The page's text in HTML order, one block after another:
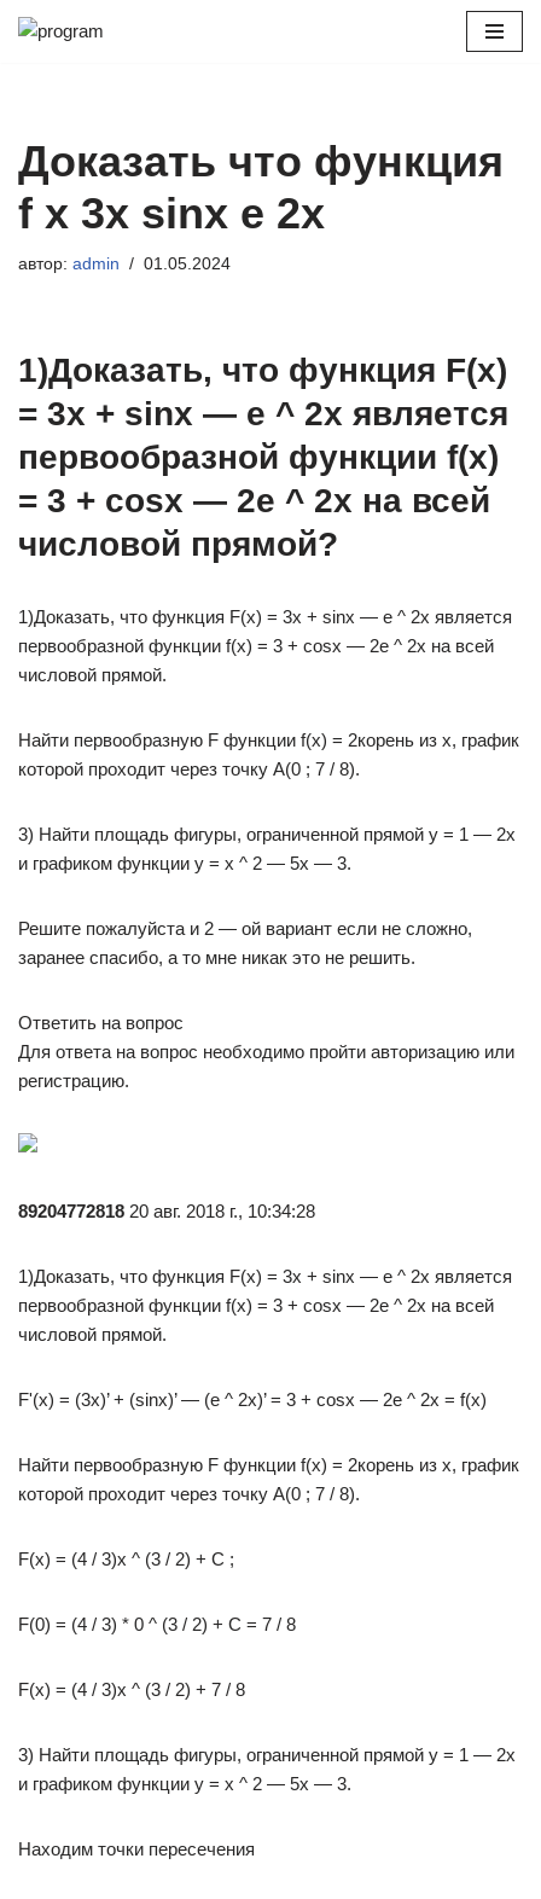
Доказать что функция
f x 3x sinx e 2x
автор: admin 01.05.2024
1)Доказать, что функция F(x)
= 3x + sinx — e ^ 2x является
первообразной функции f(x)
= 3 + cosx — 2e ^ 2x на всей
числовой прямой?
1)Доказать, что функция F(x) = 3x + sinx — e ^ 2x является
первообразной функции f(x) = 3 + cosx — 2e ^ 2x на всей
числовой прямой.
Найти первообразную F функции f(x) = 2корень из x, график
которой проходит через точку A(0 ; 7 / 8).
3) Найти площадь фигуры, ограниченной прямой y = 1 — 2x
и графиком функции y = x ^ 2 — 5x — 3.
Решите пожалуйста и 2 — ой вариант если не сложно,
заранее спасибо, а то мне никак это не решить.
Ответить на вопрос
Для ответа на вопрос необходимо пройти авторизацию или
регистрацию.
89204772818 20 авг. 2018 г., 10:34:28
1)Доказать, что функция F(x) = 3x + sinx — e ^ 2x является
первообразной функции f(x) = 3 + cosx — 2e ^ 2x на всей
числовой прямой.
F'(x) = (3x)’ + (sinx)’ — (e ^ 2x)’ = 3 + cosx — 2e ^ 2x = f(x)
Найти первообразную F функции f(x) = 2корень из x, график
которой проходит через точку A(0 ; 7 / 8).
F(x) = (4 / 3)x ^ (3 / 2) + C ;
F(0) = (4 / 3) * 0 ^ (3 / 2) + C = 7 / 8
F(x) = (4 / 3)x ^ (3 / 2) + 7 / 8
3) Найти площадь фигуры, ограниченной прямой y = 1 — 2x
и графиком функции y = x ^ 2 — 5x — 3.
Находим точки пересечения